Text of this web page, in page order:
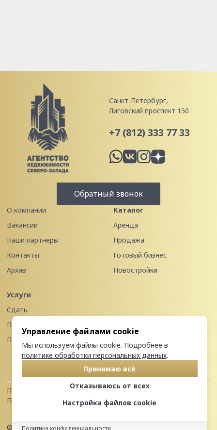
Санкт-Петербург,
Лиговский проспект 150
+7 (812) 333 77 33
Обратный звонок
О компании
Вакансии
Наши партнеры
Контакты
Архив
Каталог
Аренда
Продажа
Готовый бизнес
Новостройки
Услуги
Сдать
Продать
Передать в управление
Политика конфиденциальности
Пользовательское соглашение
© 2026 Недвижимость Северо-запада
Управление файлами cookie
Мы используем файлы cookie. Подробнее в
политике обработки персональных данных.
Принимаю всё
Отказываюсь от всех
Настройка файлов cookie
Политика конфиденциальности